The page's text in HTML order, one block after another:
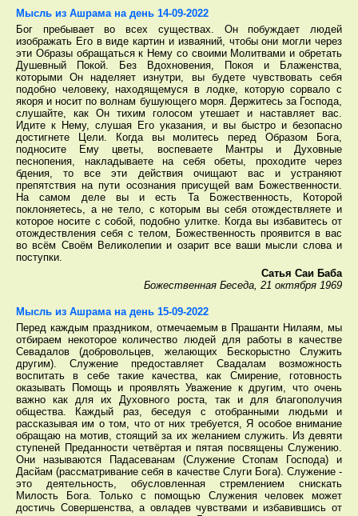
Мысль из Ашрама на день 14-09-2022
Бог пребывает во всех существах. Он побуждает людей
изображать Его в виде картин и изваяний, чтобы они могли через
эти Образы обращаться к Нему со своими Молитвами и обретать
Душевный Покой. Без Вдохновения, Покоя и Блаженства,
которыми Он наделяет изнутри, вы будете чувствовать себя
подобно человеку, находящемуся в лодке, которую сорвало с
якоря и носит по волнам бушующего моря. Держитесь за Господа,
слушайте, как Он тихим голосом утешает и наставляет вас.
Идите к Нему, слушая Его указания, и вы быстро и безопасно
достигнете Цели. Когда вы молитесь перед Образом Бога,
подносите Ему цветы, воспеваете Мантры и Духовные
песнопения, накладываете на себя обеты, проходите через
бдения, то все эти действия очищают вас и устраняют
препятствия на пути осознания присущей вам Божественности.
На самом деле вы и есть Та Божественность, Которой
поклоняетесь, а не тело, с которым вы себя отождествляете и
которое носите с собой, подобно улитке. Когда вы избавитесь от
отождествления себя с телом, Божественность проявится в вас
во всём Своём Великолепии и озарит все ваши мысли слова и
поступки.
Сатья Саи Баба
Божественная Беседа, 21 октября 1969
Мысль из Ашрама на день 15-09-2022
Перед каждым праздником, отмечаемым в Прашанти Нилаям, мы
отбираем некоторое количество людей для работы в качестве
Севадалов (добровольцев, желающих Бескорыстно Служить
другим). Служение предоставляет Свадалам возможность
воспитать в себе такие качества, как Смирение, готовность
оказывать Помощь и проявлять Уважение к другим, что очень
важно как для их Духовного роста, так и для благополучия
общества. Каждый раз, беседуя с отобранными людьми и
рассказывая им о том, что от них требуется, Я особое внимание
обращаю на мотив, стоящий за их желанием служить. Из девяти
ступеней Преданности четвёртая и пятая посвящены Служению.
Они называются Падасеванам (Служение Стопам Господа) и
Дасйам (рассматривание себя в качестве Слуги Бога). Служение -
это деятельность, обусловленная стремлением снискать
Милость Бога. Только с помощью Служения человек может
достичь Совершенства, а овладев чувствами и избавившись от